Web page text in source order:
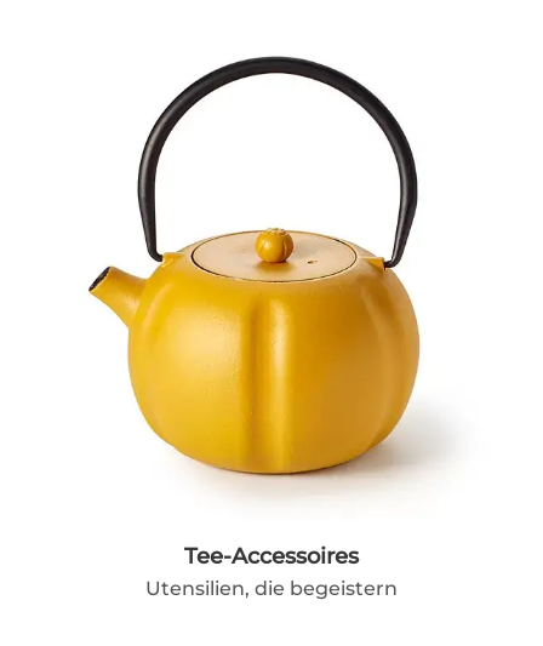
Tee-Accessoires
Utensilien, die begeistern